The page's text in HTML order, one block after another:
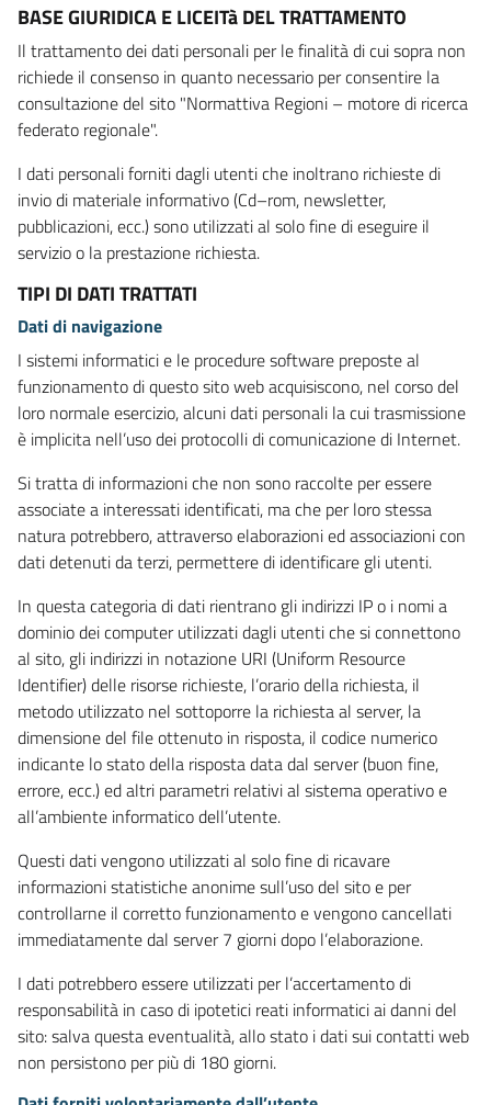
BASE GIURIDICA E LICEITà DEL TRATTAMENTO
Il trattamento dei dati personali per le finalità di cui sopra non
richiede il consenso in quanto necessario per consentire la
consultazione del sito "Normattiva Regioni – motore di ricerca
federato regionale".
I dati personali forniti dagli utenti che inoltrano richieste di
invio di materiale informativo (Cd–rom, newsletter,
pubblicazioni, ecc.) sono utilizzati al solo fine di eseguire il
servizio o la prestazione richiesta.
TIPI DI DATI TRATTATI
Dati di navigazione
I sistemi informatici e le procedure software preposte al
funzionamento di questo sito web acquisiscono, nel corso del
loro normale esercizio, alcuni dati personali la cui trasmissione
è implicita nell’uso dei protocolli di comunicazione di Internet.
Si tratta di informazioni che non sono raccolte per essere
associate a interessati identificati, ma che per loro stessa
natura potrebbero, attraverso elaborazioni ed associazioni con
dati detenuti da terzi, permettere di identificare gli utenti.
In questa categoria di dati rientrano gli indirizzi IP o i nomi a
dominio dei computer utilizzati dagli utenti che si connettono
al sito, gli indirizzi in notazione URI (Uniform Resource
Identifier) delle risorse richieste, l’orario della richiesta, il
metodo utilizzato nel sottoporre la richiesta al server, la
dimensione del file ottenuto in risposta, il codice numerico
indicante lo stato della risposta data dal server (buon fine,
errore, ecc.) ed altri parametri relativi al sistema operativo e
all’ambiente informatico dell’utente.
Questi dati vengono utilizzati al solo fine di ricavare
informazioni statistiche anonime sull’uso del sito e per
controllarne il corretto funzionamento e vengono cancellati
immediatamente dal server 7 giorni dopo l’elaborazione.
I dati potrebbero essere utilizzati per l’accertamento di
responsabilità in caso di ipotetici reati informatici ai danni del
sito: salva questa eventualità, allo stato i dati sui contatti web
non persistono per più di 180 giorni.